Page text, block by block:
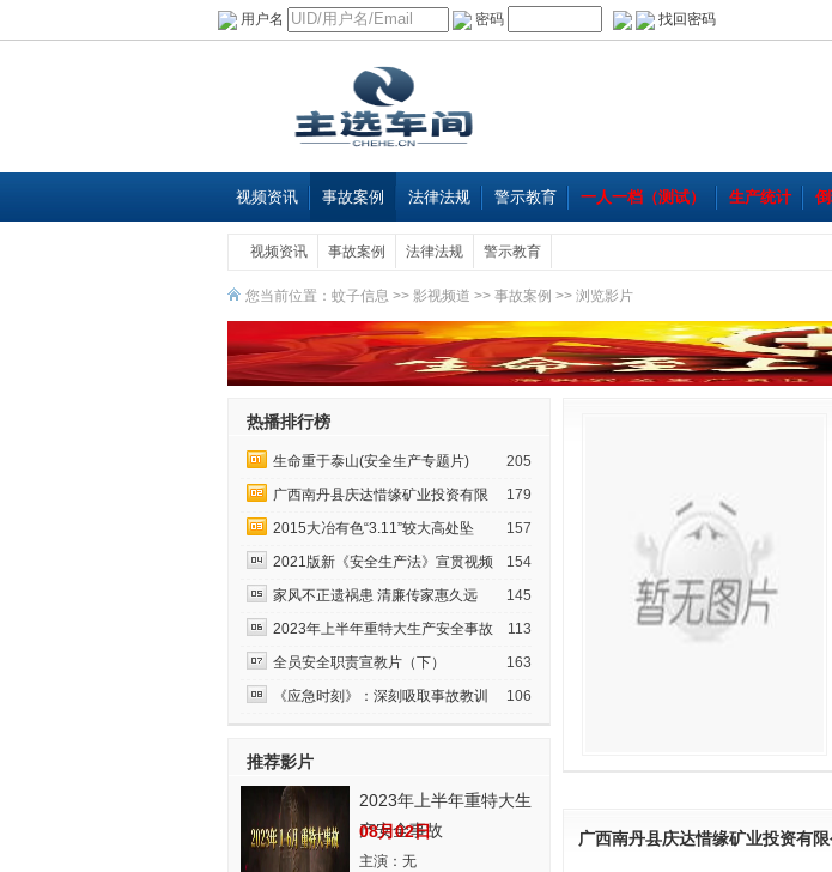
用户名 密码 找回密码
视频资讯 事故案例 法律法规 警示教育 一人一档（测试） 生产统计
视频资讯 事故案例 法律法规 警示教育
您当前位置： 蚊子信息 >> 影视频道 >> 事故案例 >> 浏览影片
热播排行榜
205
生命重于泰山(安全生产专题片)
179
广西南丹县庆达惜缘矿业投资有限
157
2015大冶有色“3.11”较大高处坠
154
2021版新《安全生产法》宣贯视频
145
家风不正遗祸患 清廉传家惠久远
113
2023年上半年重特大生产安全事故
163
全员安全职责宣教片（下）
106
《应急时刻》：深刻吸取事故教训
推荐影片
2023年上半年重特大生
产安全事故
08月02日
主演：无
广西南丹县庆达惜缘矿业投资有